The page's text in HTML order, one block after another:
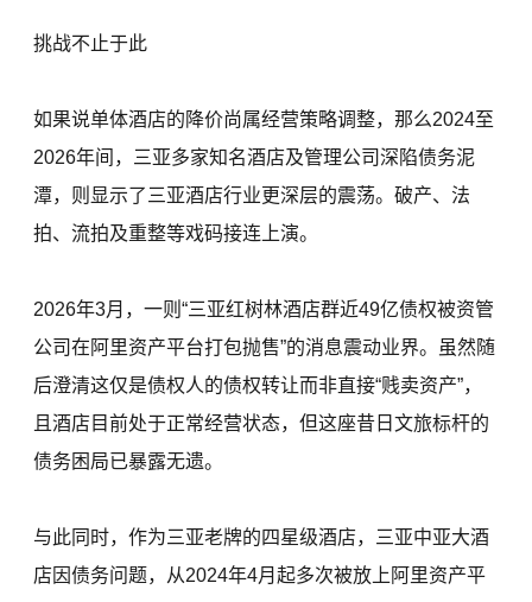
挑战不止于此
如果说单体酒店的降价尚属经营策略调整，那么2024至
2026年间，三亚多家知名酒店及管理公司深陷债务泥
潭，则显示了三亚酒店行业更深层的震荡。破产、法
拍、流拍及重整等戏码接连上演。
2026年3月，一则“三亚红树林酒店群近49亿债权被资管
公司在阿里资产平台打包抛售”的消息震动业界。虽然随
后澄清这仅是债权人的债权转让而非直接“贱卖资产”，
且酒店目前处于正常经营状态，但这座昔日文旅标杆的
债务困局已暴露无遗。
与此同时，作为三亚老牌的四星级酒店，三亚中亚大酒
店因债务问题，从2024年4月起多次被放上阿里资产平